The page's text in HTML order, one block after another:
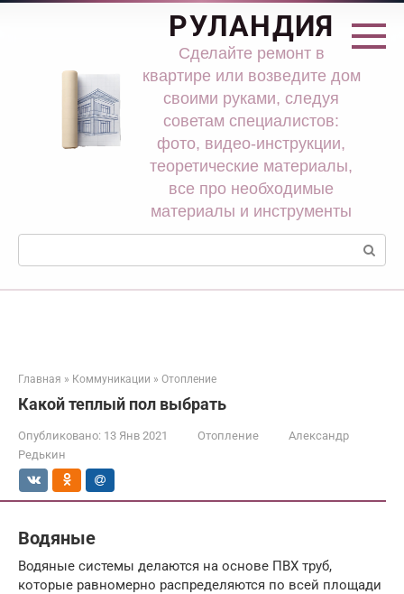
Перейти
РУЛАНДИЯ
Сделайте ремонт в
квартире или возведите дом
своими руками, следуя
советам специалистов:
фото, видео-инструкции,
теоретические материалы,
все про необходимые
материалы и инструменты
Поиск:
Главная » Коммуникации » Отопление
Какой теплый пол выбрать
Опубликовано: 13 Янв 2021 Отопление
Александр
Редькин
Водяные
Водяные системы делаются на основе ПВХ труб,
которые равномерно распределяются по всей площади